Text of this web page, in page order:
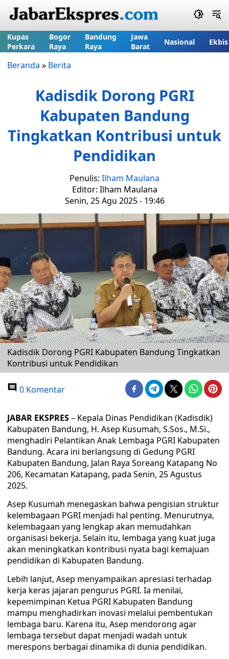
Kupas
Perkara
Bogor
Raya
Bandung
Raya
Jawa
Barat
Nasional Ekbis
Beranda » Berita
Kadisdik Dorong PGRI
Kabupaten Bandung
Tingkatkan Kontribusi untuk
Pendidikan
Penulis: Ilham Maulana
Editor: Ilham Maulana
Senin, 25 Agu 2025 - 19:46
Kadisdik Dorong PGRI Kabupaten Bandung Tingkatkan
Kontribusi untuk Pendidikan
0 Komentar
JABAR EKSPRES– Kepala Dinas Pendidikan (Kadisdik)
Kabupaten Bandung, H. Asep Kusumah, S.Sos., M.Si.,
menghadiri Pelantikan Anak Lembaga PGRI Kabupaten
Bandung. Acara ini berlangsung di Gedung PGRI
Kabupaten Bandung, Jalan Raya Soreang Katapang No
206, Kecamatan Katapang, pada Senin, 25 Agustus
2025.
Asep Kusumah menegaskan bahwa pengisian struktur
kelembagaan PGRI menjadi hal penting. Menurutnya,
kelembagaan yang lengkap akan memudahkan
organisasi bekerja. Selain itu, lembaga yang kuat juga
akan meningkatkan kontribusi nyata bagi kemajuan
pendidikan di Kabupaten Bandung.
Lebih lanjut, Asep menyampaikan apresiasi terhadap
kerja keras jajaran pengurus PGRI. Ia menilai,
kepemimpinan Ketua PGRI Kabupaten Bandung
mampu menghadirkan inovasi melalui pembentukan
lembaga baru. Karena itu, Asep mendorong agar
lembaga tersebut dapat menjadi wadah untuk
merespons berbagai dinamika di dunia pendidikan.